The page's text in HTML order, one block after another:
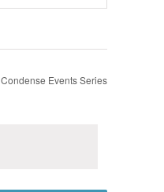
Condense Events Series